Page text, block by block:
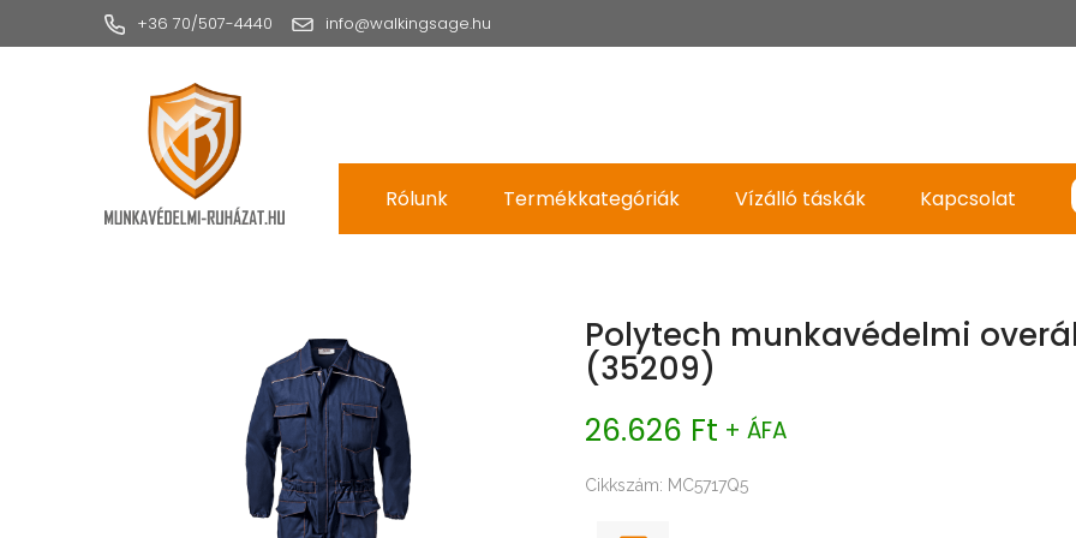
+36 70/507-4440 info@walkingsage.hu
Rólunk Termékkategóriák Vízálló táskák Kapcsolat
Polytech munkavédelmi overál
(35209)
26.626 Ft + ÁFA
Cikkszám: MC5717Q5